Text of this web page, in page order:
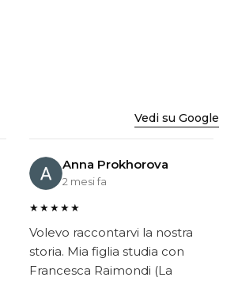
Vedi su Google
Anna Prokhorova
2 mesi fa
★★★★★
Volevo raccontarvi la nostra
storia. Mia figlia studia con
Francesca Raimondi (La